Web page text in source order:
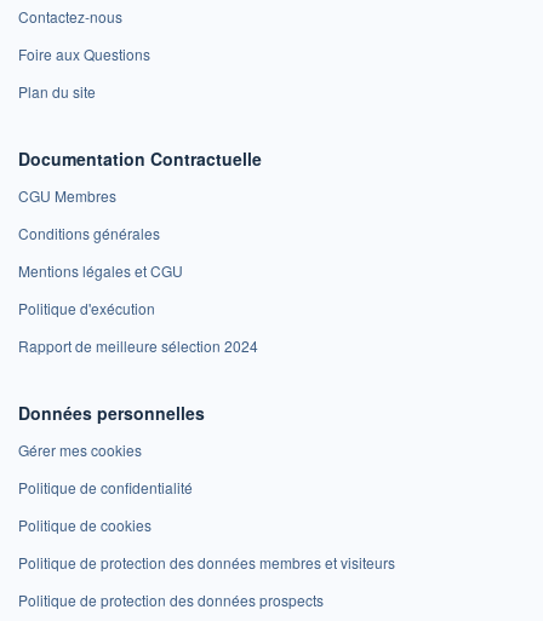
Contactez-nous
Foire aux Questions
Plan du site
Documentation Contractuelle
CGU Membres
Conditions générales
Mentions légales et CGU
Politique d'exécution
Rapport de meilleure sélection 2024
Données personnelles
Gérer mes cookies
Politique de confidentialité
Politique de cookies
Politique de protection des données membres et visiteurs
Politique de protection des données prospects